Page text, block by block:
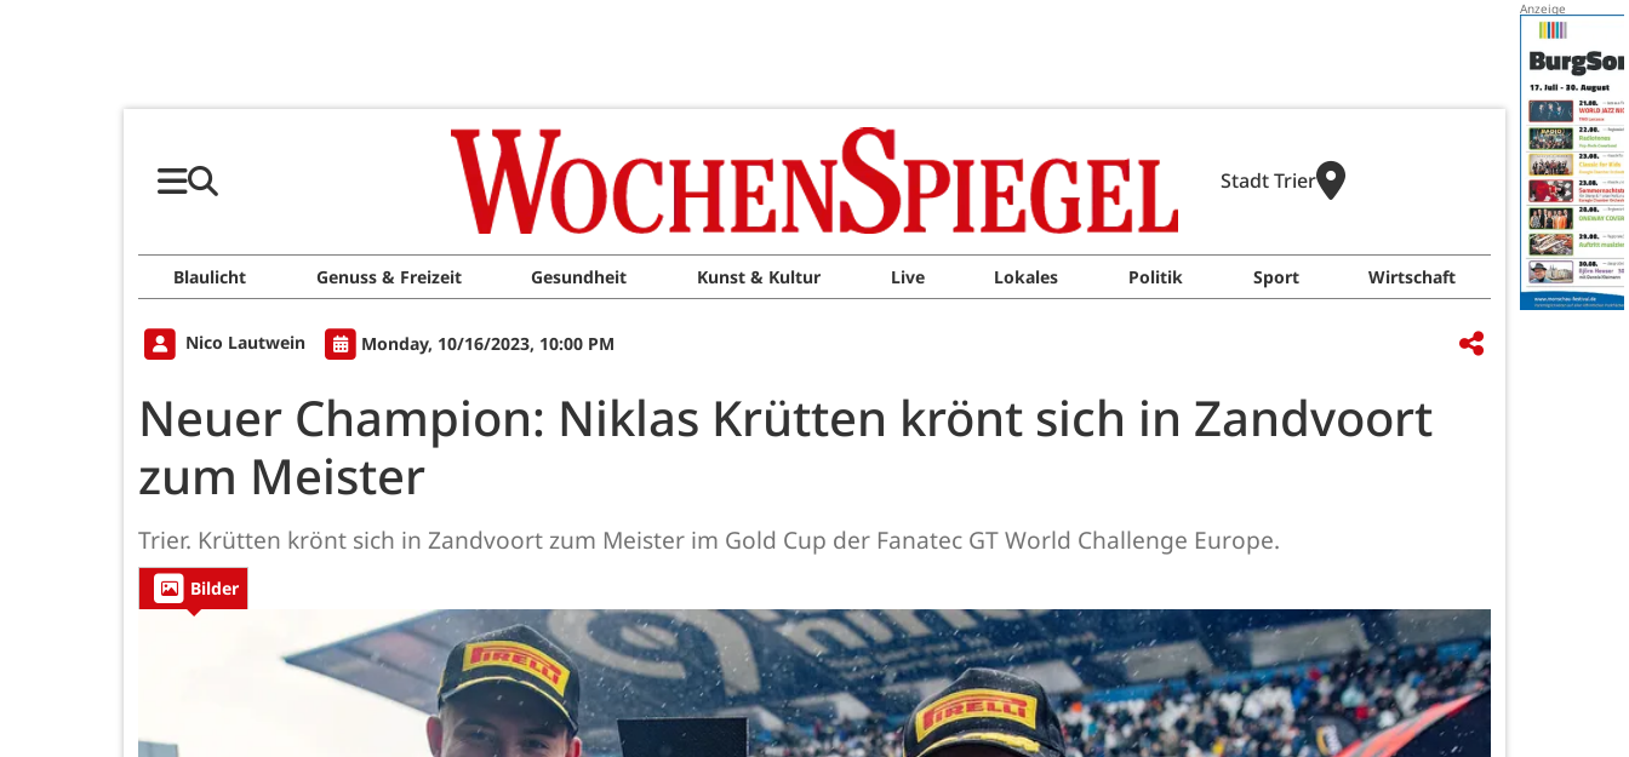
Stadt Trier
Blaulicht Genuss & Freizeit Gesundheit Kunst & Kultur Live Lokales Politik Sport Wirtschaft
Nico Lautwein Monday, 10/16/2023, 10:00 PM
Neuer Champion: Niklas Krütten krönt sich in Zandvoort
zum Meister
Trier. Krütten krönt sich in Zandvoort zum Meister im Gold Cup der Fanatec GT World Challenge Europe.
Bilder